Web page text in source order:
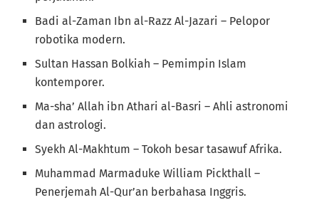
Badi al-Zaman Ibn al-Razz Al-Jazari – Pelopor
robotika modern.
Sultan Hassan Bolkiah – Pemimpin Islam
kontemporer.
Ma-sha’ Allah ibn Athari al-Basri – Ahli astronomi
dan astrologi.
Syekh Al-Makhtum – Tokoh besar tasawuf Afrika.
Muhammad Marmaduke William Pickthall –
Penerjemah Al-Qur’an berbahasa Inggris.